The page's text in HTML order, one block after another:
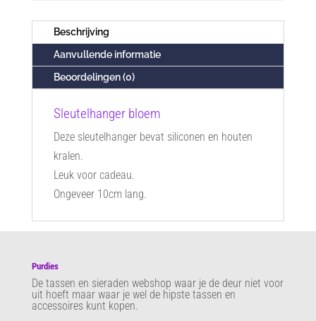
Beschrijving
Aanvullende informatie
Beoordelingen (0)
Sleutelhanger bloem
Deze sleutelhanger bevat siliconen en houten
kralen.
Leuk voor cadeau.
Ongeveer 10cm lang.
Purdies
De tassen en sieraden webshop waar je de deur niet voor
uit hoeft maar waar je wel de hipste tassen en
accessoires kunt kopen.